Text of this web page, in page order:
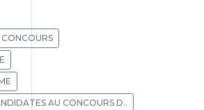
AU CONCOURS D..